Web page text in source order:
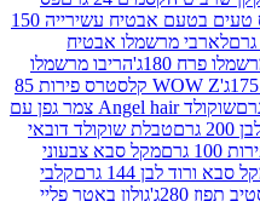
פס טעים בטעם אבטיח עשירייה 150
אבטיח
הריבו מרשמלו
WOW Z קלסטרס פירות 85
שוקולד Angel hair צמר גפן עם
טבלת שוקולד דובאי
מקל סבא צבעוני
גרם
קלבי
גולון באטר פליי